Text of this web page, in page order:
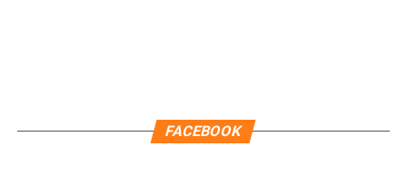
Únete al canal oficial de WhatsApp de
FACEBOOK